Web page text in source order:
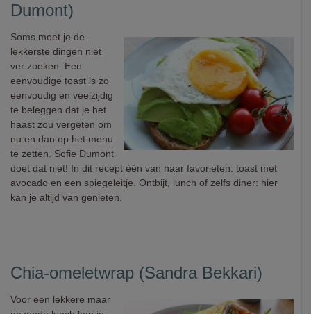
Dumont)
Soms moet je de
lekkerste dingen niet
ver zoeken. Een
eenvoudige toast is zo
eenvoudig en veelzijdig
te beleggen dat je het
haast zou vergeten om
nu en dan op het menu
te zetten. Sofie Dumont
doet dat niet! In dit recept één van haar favorieten: toast met
avocado en een spiegeleitje. Ontbijt, lunch of zelfs diner: hier
kan je altijd van genieten.
Chia-omeletwrap (Sandra Bekkari)
Voor een lekkere maar